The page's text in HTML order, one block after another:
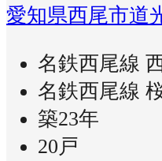
愛知県西尾市道
名鉄西尾線
名鉄西尾線
築23年
20戸